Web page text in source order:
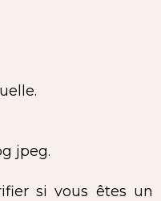
jpeg.
si vous êtes un